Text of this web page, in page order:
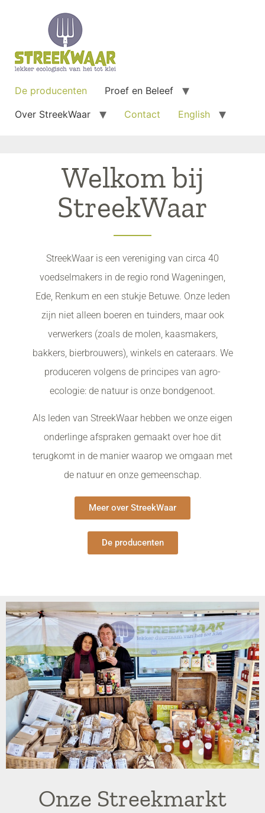
De producenten
Proef en Beleef
Over StreekWaar
Contact English
Welkom bij
StreekWaar
StreekWaar is een vereniging van circa 40
voedselmakers in de regio rond Wageningen,
Ede, Renkum en een stukje Betuwe. Onze leden
zijn niet alleen boeren en tuinders, maar ook
verwerkers (zoals de molen, kaasmakers,
bakkers, bierbrouwers), winkels en cateraars. We
produceren volgens de principes van agro-
ecologie: de natuur is onze bondgenoot.
Als leden van StreekWaar hebben we onze eigen
onderlinge afspraken gemaakt over hoe dit
terugkomt in de manier waarop we omgaan met
de natuur en onze gemeenschap.
Meer over StreekWaar
De producenten
Onze Streekmarkt